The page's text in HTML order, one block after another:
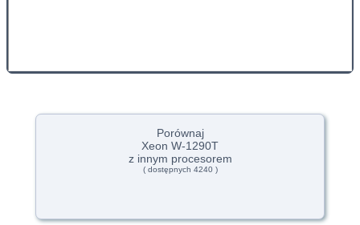
Porównaj
Xeon W-1290T
z innym procesorem
( dostępnych 4240 )